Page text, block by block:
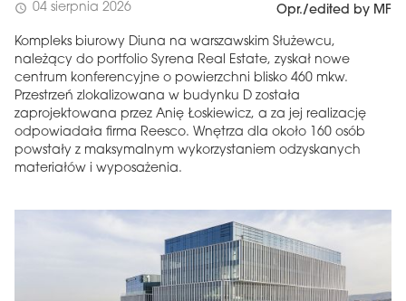
schedule 04 sierpnia 2026 Opr./edited by MF
Kompleks biurowy Diuna na warszawskim Służewcu,
należący do portfolio Syrena Real Estate, zyskał nowe
centrum konferencyjne o powierzchni blisko 460 mkw.
Przestrzeń zlokalizowana w budynku D została
zaprojektowana przez Anię Łoskiewicz, a za jej realizację
odpowiadała firma Reesco. Wnętrza dla około 160 osób
powstały z maksymalnym wykorzystaniem odzyskanych
materiałów i wyposażenia.